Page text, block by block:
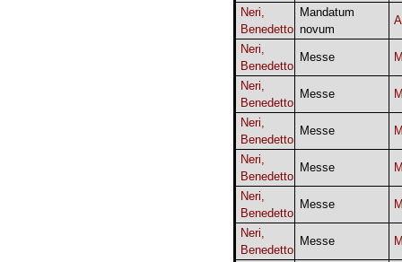
Neri,
Benedetto
Mandatum
novum
Neri,
Benedetto
Messe
Neri,
Benedetto
Messe
Neri,
Benedetto
Messe
Neri,
Benedetto
Messe
Neri,
Benedetto
Messe
Neri,
Benedetto
Messe